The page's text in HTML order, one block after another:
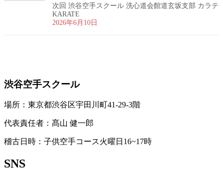
次回 渋谷空手スクール 洗心道会館道玄坂支部 カラテ
KARATE
2026年6月10日
渋谷空手スクール
場所：東京都渋谷区宇田川町41-29-3階
代表責任者：髙山 健一郎
稽古日時：子供空手コース火曜日16~17時
SNS